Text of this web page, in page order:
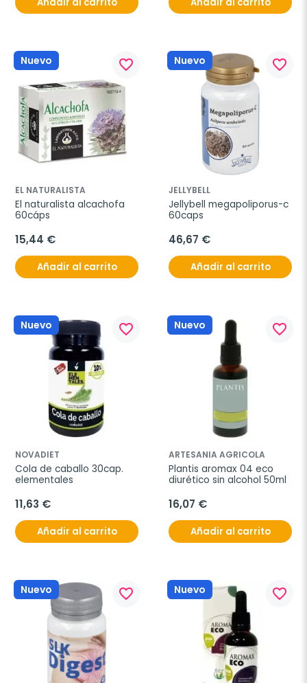
Añadir al carrito Añadir al carrito
Nuevo favorite_border
EL NATURALISTA
El naturalista alcachofa
60cáps
15,44 €
Añadir al carrito
Nuevo favorite_border
JELLYBELL
Jellybell megapoliporus-c
60caps
46,67 €
Añadir al carrito
Nuevo favorite_border
NOVADIET
Cola de caballo 30cap.
elementales
11,63 €
Añadir al carrito
Nuevo favorite_border
ARTESANIA AGRICOLA
Plantis aromax 04 eco
diurético sin alcohol 50ml
16,07 €
Añadir al carrito
Nuevo favorite_border Nuevo favorite_border